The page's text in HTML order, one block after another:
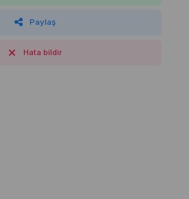
Paylaş
Hata bildir